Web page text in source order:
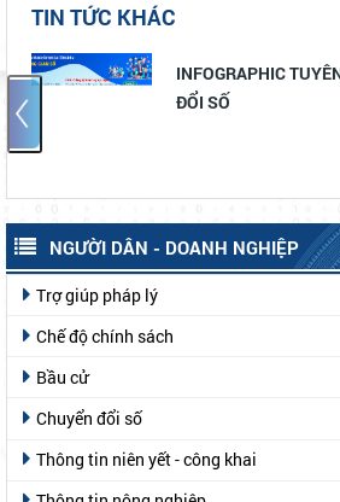
TIN TỨC KHÁC
INFOGRAPHIC
ĐỔI SỐ
NGƯỜI DÂN - DOANH NGHIỆP
Trợ giúp pháp lý
Chế độ chính sách
Bầu cử
Chuyển đổi số
Thông tin niên yết - công khai